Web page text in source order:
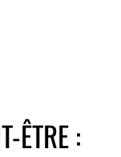
ÊTRE :